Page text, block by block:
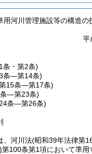
用河川管理施設等の構造の
平
条・第2条)
条―第14条)
15条―第17条)
―第23条)
条―第26条)
、河川法(昭和39年法律第
第100条第1項において準用